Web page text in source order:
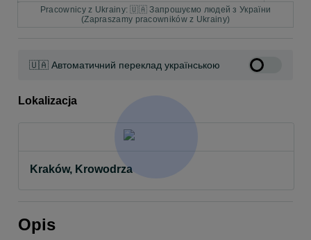
Pracownicy z Ukrainy: 🇺🇦 Запрошуємо людей з України
(Zapraszamy pracowników z Ukrainy)
🇺🇦 Автоматичний переклад українською
Lokalizacja
Kraków, Krowodrza
Opis